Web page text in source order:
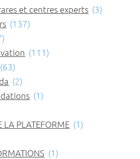
et centres experts (3)
(137)
(111)
(63)
(2)
(1)
LA PLATEFORME (1)
(1)